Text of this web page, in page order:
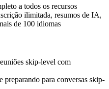
a todos os recursos
ilimitada, resumos de IA,
de 100 idiomas
skip-level com
para conversas skip-